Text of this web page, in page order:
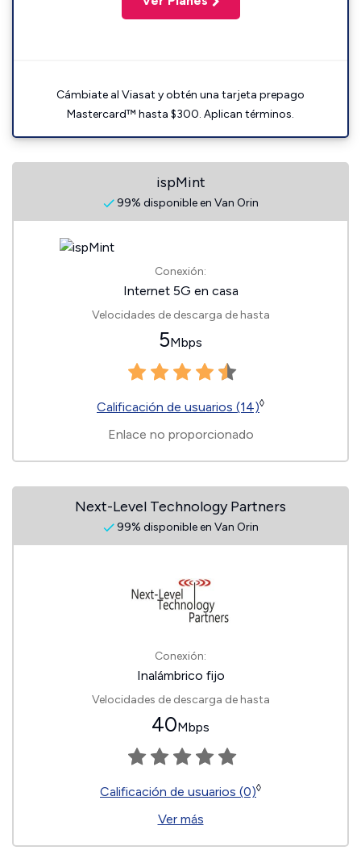
Cámbiate al Viasat y obtén una tarjeta prepago
Mastercard™ hasta $300. Aplican términos.
ispMint
99% disponible en Van Orin
Conexión:
Internet 5G en casa
Velocidades de descarga de hasta
5Mbps
Calificación de usuarios (14)◊
Enlace no proporcionado
Next-Level Technology Partners
99% disponible en Van Orin
Conexión:
Inalámbrico fijo
Velocidades de descarga de hasta
40Mbps
Calificación de usuarios (0)◊
Ver más